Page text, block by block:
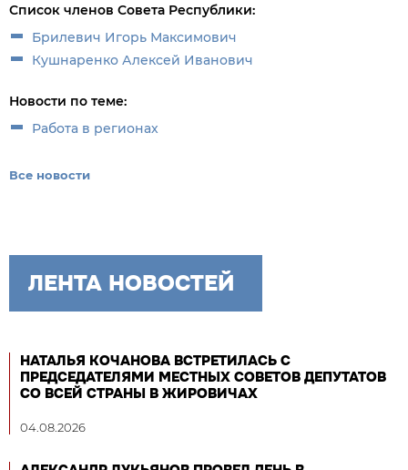
Список членов Совета Республики:
Брилевич Игорь Максимович
Кушнаренко Алексей Иванович
Новости по теме:
Работа в регионах
Все новости
ЛЕНТА НОВОСТЕЙ
НАТАЛЬЯ КОЧАНОВА ВСТРЕТИЛАСЬ С
ПРЕДСЕДАТЕЛЯМИ МЕСТНЫХ СОВЕТОВ ДЕПУТАТОВ
СО ВСЕЙ СТРАНЫ В ЖИРОВИЧАХ
04.08.2026